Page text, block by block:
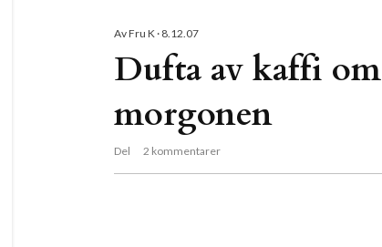
AvFru K 8.12.07
Dufta av kaffi om
morgonen
Del 2 kommentarer